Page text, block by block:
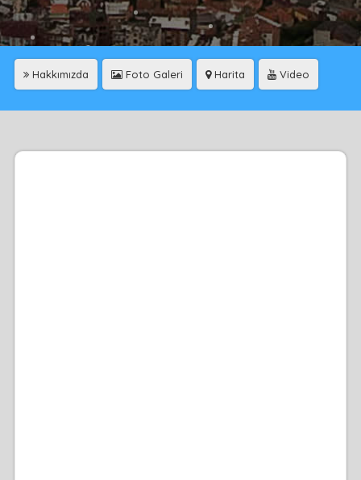
Hakkımızda Foto Galeri Harita Video